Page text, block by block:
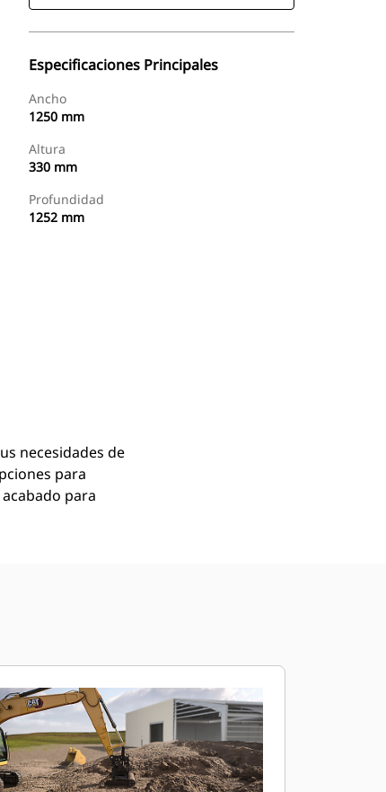
Especificaciones Principales
Ancho
1250 mm
Altura
330 mm
Profundidad
1252 mm
necesidades de
para
para